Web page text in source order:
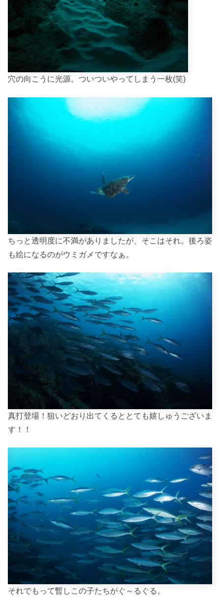
穴の向こうに光源。ついついやってしまう一枚(笑)
ちっと透明度に不満がありましたが、そこはそれ。後ろ姿
も絵になるのがウミガメですなぁ。
真打登場！狙いどおり出てくるととても嬉しゅうございま
す！！
それでもって暫しこの子たちがぐ～るぐる。